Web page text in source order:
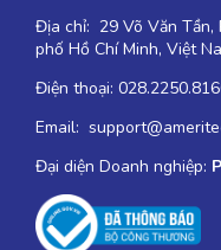
Địa chỉ: 29 Võ Văn Tần,
phố Hồ Chí Minh, Việt
Điện thoại:
Email:
Đại diện Doanh nghiệp: